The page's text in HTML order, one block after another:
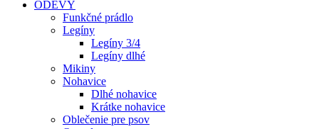
ODEVY
Funkčné prádlo
Legíny
Legíny 3/4
Legíny dlhé
Mikiny
Nohavice
Dlhé nohavice
Krátke nohavice
Oblečenie pre psov